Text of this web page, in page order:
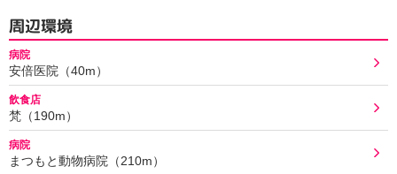
周辺環境
病院
安倍医院（40m）
飲食店
梵（190m）
病院
まつもと動物病院（210m）